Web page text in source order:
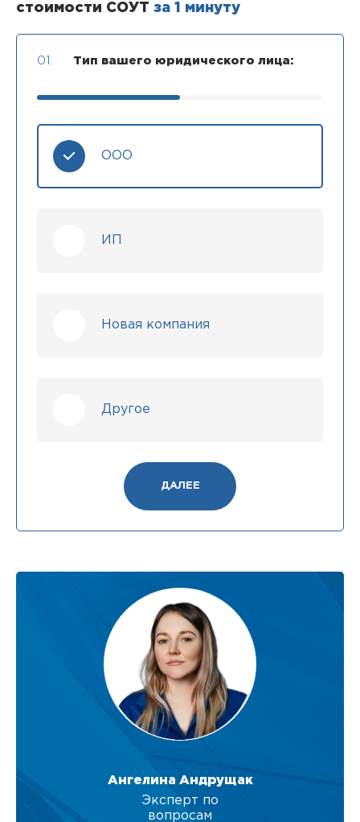
стоимости СОУТ за 1 минуту
01. Тип вашего юридического лица:
ООО
ИП
Новая компания
Другое
ДАЛЕЕ
Ангелина Андрущак
Эксперт по
вопросам